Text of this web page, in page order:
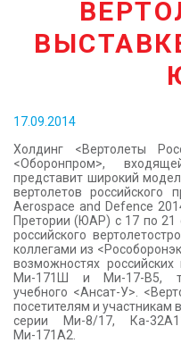
КОНТАКТЫ
17.09.2014
Холдинг <Вертолеты
<Оборонпром>,
представит широкий
вертолетов российского
Aerospace and Defence
Претории (ЮАР) с 17 по 21
российского
коллегами из
возможностях российских
Ми-171Ш и Ми-17-В5,
учебного <Ансат-У>.
посетителям и участникам
серии Ми-8/17, Ка-
Ми-171А2.